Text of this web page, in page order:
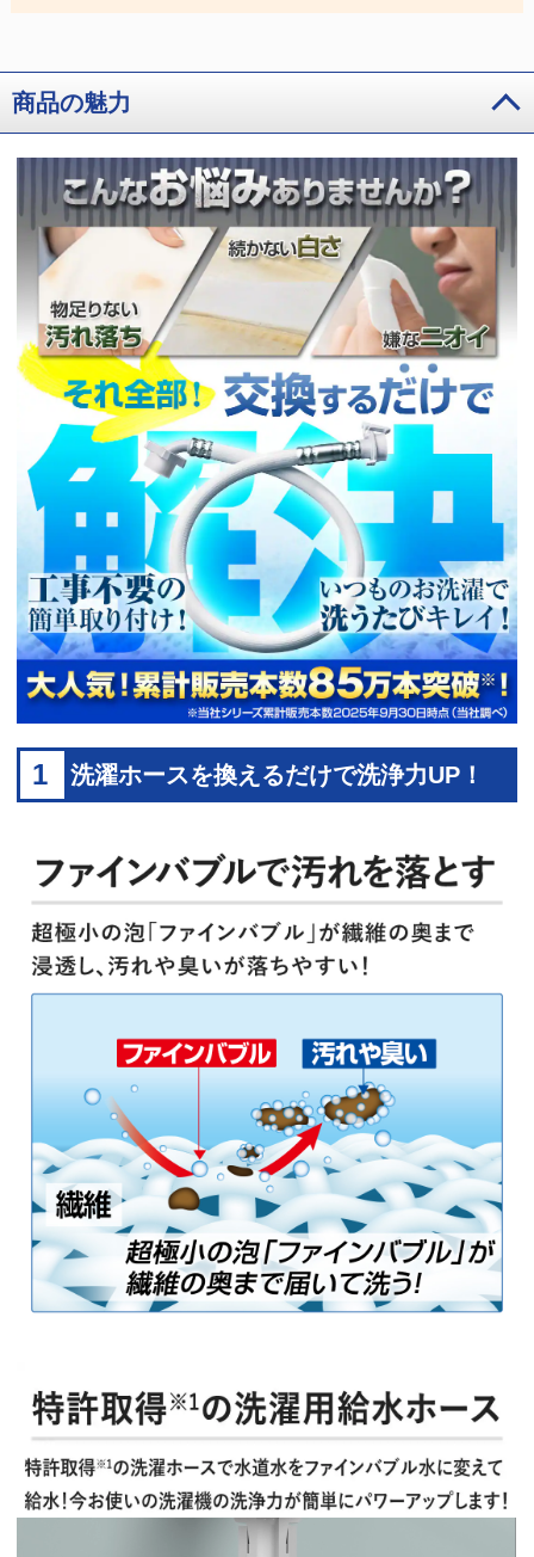
商品の魅力
1 洗濯ホースを換えるだけで洗浄力UP！